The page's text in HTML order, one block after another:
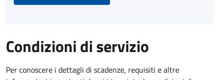
Condizioni di servizio
Per conoscere i dettagli di scadenze, requisiti e altre